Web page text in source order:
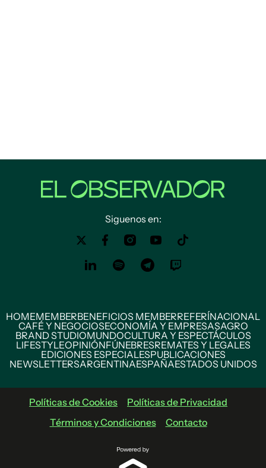
Siguenos en:
HOMEMEMBERBENEFICIOS MEMBERREFERÍNACIONAL
CAFÉ Y NEGOCIOSECONOMÍA Y EMPRESASAGRO
BRAND STUDIOMUNDOCULTURA Y ESPECTÁCULOS
LIFESTYLEOPINIÓNFÚNEBRESREMATES Y LEGALES
EDICIONES ESPECIALESPUBLICACIONES
NEWSLETTERSARGENTINAESPAÑAESTADOS UNIDOS
Políticas de Cookies
Políticas de Privacidad
Términos y Condiciones
Contacto